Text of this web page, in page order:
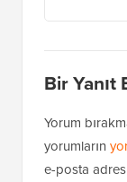
Bir Yanıt
Yorum
yorumların
e-posta